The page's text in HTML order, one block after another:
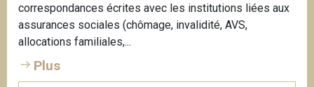
correspondances écrites avec les institutions liées aux
assurances sociales (chômage, invalidité, AVS,
allocations familiales,...
Plus